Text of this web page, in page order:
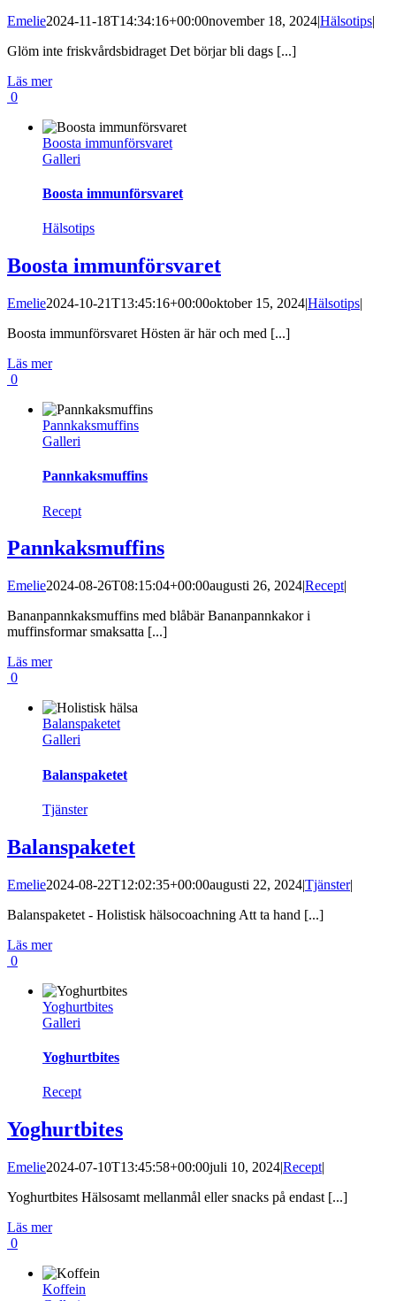
Emelie2024-11-18T14:34:16+00:00november 18, 2024|Hälsotips|
Glöm inte friskvårdsbidraget Det börjar bli dags [...]
Läs mer
0
Boosta immunförsvaret
Galleri
Boosta immunförsvaret
Hälsotips
Boosta immunförsvaret
Emelie2024-10-21T13:45:16+00:00oktober 15, 2024|Hälsotips|
Boosta immunförsvaret Hösten är här och med [...]
Läs mer
0
Pannkaksmuffins
Galleri
Pannkaksmuffins
Recept
Pannkaksmuffins
Emelie2024-08-26T08:15:04+00:00augusti 26, 2024|Recept|
Bananpannkaksmuffins med blåbär Bananpannkakor i
muffinsformar smaksatta [...]
Läs mer
0
Balanspaketet
Galleri
Balanspaketet
Tjänster
Balanspaketet
Emelie2024-08-22T12:02:35+00:00augusti 22, 2024|Tjänster|
Balanspaketet - Holistisk hälsocoachning Att ta hand [...]
Läs mer
0
Yoghurtbites
Galleri
Yoghurtbites
Recept
Yoghurtbites
Emelie2024-07-10T13:45:58+00:00juli 10, 2024|Recept|
Yoghurtbites Hälsosamt mellanmål eller snacks på endast [...]
Läs mer
0
Koffein